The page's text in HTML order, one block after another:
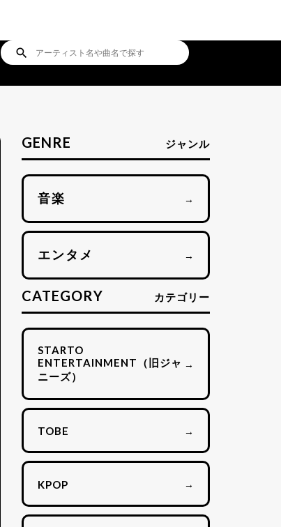
search
GENRE ジャンル
音楽 →
エンタメ →
CATEGORY カテゴリー
STARTO
ENTERTAINMENT（旧ジャ
ニーズ）
→
TOBE →
KPOP →